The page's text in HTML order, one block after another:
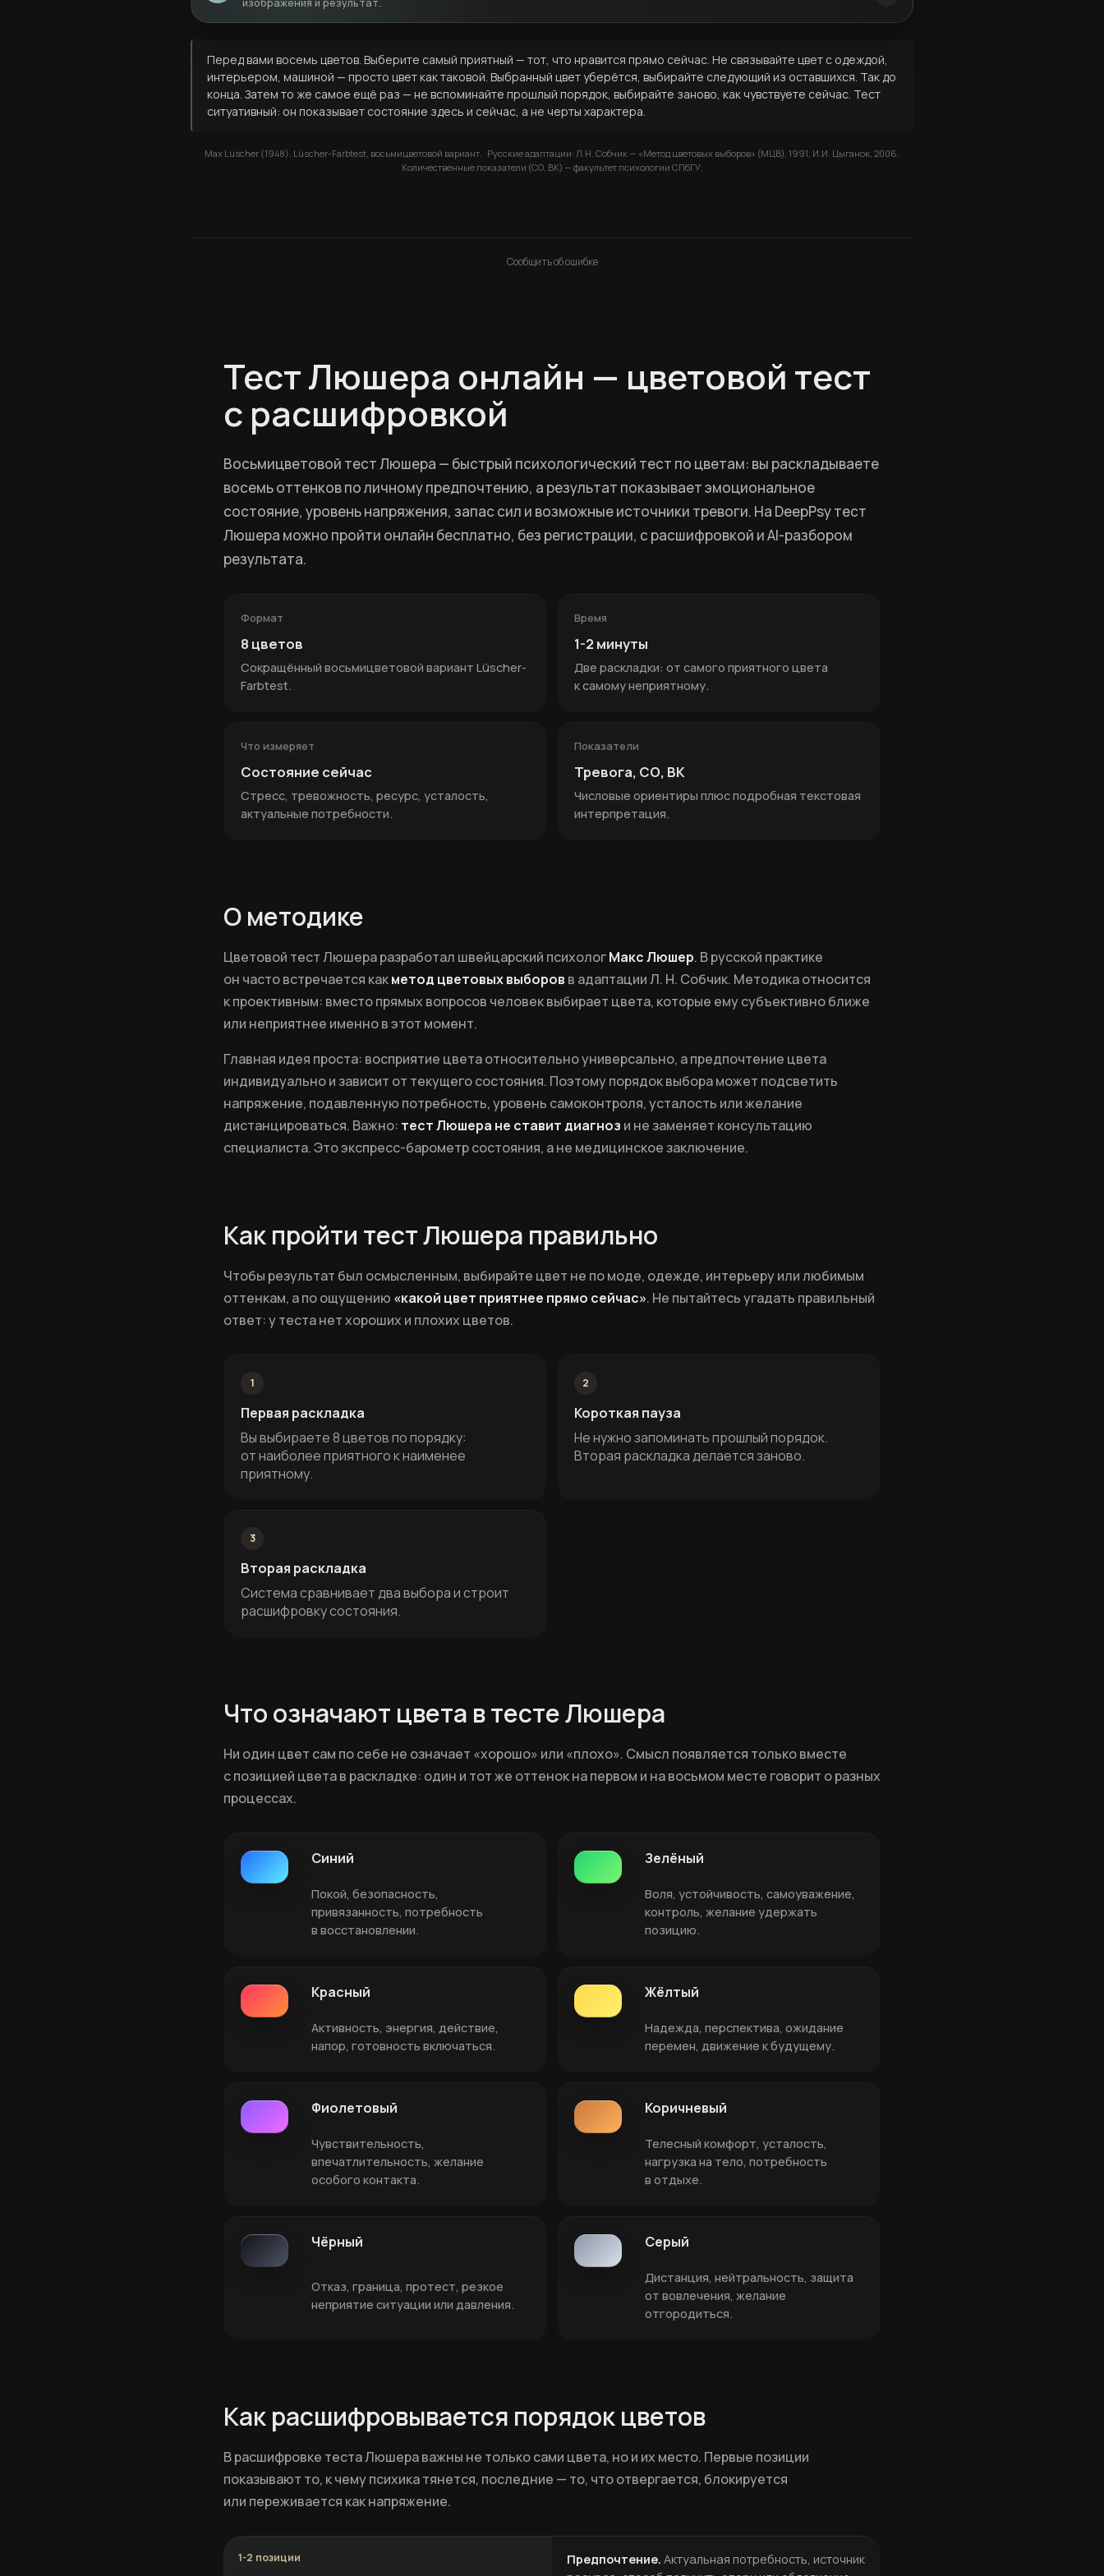
изображения и результат.
Перед вами восемь цветов. Выберите самый приятный — тот, что нравится прямо сейчас. Не связывайте цвет с одеждой,
интерьером, машиной — просто цвет как таковой. Выбранный цвет уберётся, выбирайте следующий из оставшихся. Так до
конца. Затем то же самое ещё раз — не вспоминайте прошлый порядок, выбирайте заново, как чувствуете сейчас. Тест
ситуативный: он показывает состояние здесь и сейчас, а не черты характера.
Max Lüscher (1948). Lüscher-Farbtest, восьмицветовой вариант. · Русские адаптации: Л.Н. Собчик — «Метод цветовых выборов» (МЦВ), 1991; И.И. Цыганок, 2006.
Количественные показатели (СО, ВК) — факультет психологии СПбГУ.
Сообщить об ошибке
Тест Люшера онлайн — цветовой тест
с расшифровкой
Восьмицветовой тест Люшера — быстрый психологический тест по цветам: вы раскладываете
восемь оттенков по личному предпочтению, а результат показывает эмоциональное
состояние, уровень напряжения, запас сил и возможные источники тревоги. На DeepPsy тест
Люшера можно пройти онлайн бесплатно, без регистрации, с расшифровкой и AI-разбором
результата.
Формат
8 цветов
Сокращённый восьмицветовой вариант Lüscher-
Farbtest.
Время
1-2 минуты
Две раскладки: от самого приятного цвета
к самому неприятному.
Что измеряет
Состояние сейчас
Стресс, тревожность, ресурс, усталость,
актуальные потребности.
Показатели
Тревога, СО, ВК
Числовые ориентиры плюс подробная текстовая
интерпретация.
О методике
Цветовой тест Люшера разработал швейцарский психологМакс Люшер. В русской практике
он часто встречается какметод цветовых выборов в адаптации Л. Н. Собчик. Методика относится
к проективным: вместо прямых вопросов человек выбирает цвета, которые ему субъективно ближе
или неприятнее именно в этот момент.
Главная идея проста: восприятие цвета относительно универсально, а предпочтение цвета
индивидуально и зависит от текущего состояния. Поэтому порядок выбора может подсветить
напряжение, подавленную потребность, уровень самоконтроля, усталость или желание
дистанцироваться. Важно: тест Люшера не ставит диагноз и не заменяет консультацию
специалиста. Это экспресс-барометр состояния, а не медицинское заключение.
Как пройти тест Люшера правильно
Чтобы результат был осмысленным, выбирайте цвет не по моде, одежде, интерьеру или любимым
оттенкам, а по ощущению «какой цвет приятнее прямо сейчас». Не пытайтесь угадать правильный
ответ: у теста нет хороших и плохих цветов.
1
Первая раскладка
Вы выбираете 8 цветов по порядку:
от наиболее приятного к наименее
приятному.
2
Короткая пауза
Не нужно запоминать прошлый порядок.
Вторая раскладка делается заново.
3
Вторая раскладка
Система сравнивает два выбора и строит
расшифровку состояния.
Что означают цвета в тесте Люшера
Ни один цвет сам по себе не означает «хорошо» или «плохо». Смысл появляется только вместе
с позицией цвета в раскладке: один и тот же оттенок на первом и на восьмом месте говорит о разных
процессах.
Синий
Покой, безопасность,
привязанность, потребность
в восстановлении.
Зелёный
Воля, устойчивость, самоуважение,
контроль, желание удержать
позицию.
Красный
Активность, энергия, действие,
напор, готовность включаться.
Жёлтый
Надежда, перспектива, ожидание
перемен, движение к будущему.
Фиолетовый
Чувствительность,
впечатлительность, желание
особого контакта.
Коричневый
Телесный комфорт, усталость,
нагрузка на тело, потребность
в отдыхе.
Чёрный
Отказ, граница, протест, резкое
неприятие ситуации или давления.
Серый
Дистанция, нейтральность, защита
от вовлечения, желание
отгородиться.
Как расшифровывается порядок цветов
В расшифровке теста Люшера важны не только сами цвета, но и их место. Первые позиции
показывают то, к чему психика тянется, последние — то, что отвергается, блокируется
или переживается как напряжение.
1-2 позиции Предпочтение. Актуальная потребность, источник